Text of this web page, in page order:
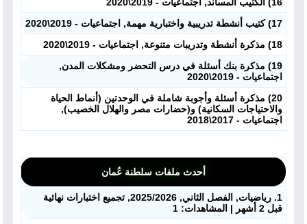
17) كتيب أنشطة تدريبية واختبارية مهمة, اجتماعيات - 2019\2020
18) مذكرة أنشطة وتدريبات متنوعة, اجتماعيات - 2019\2020
19) مذكرة بنك أسئلة في درس التحضر ومشكلات المدن,
اجتماعيات - 2019\2020
20) مذكرة أسئلة وأجوبة شاملة في الوحدتين (أنماط الحياة
والاحتياجات السكانية) و(حضارات مصر والهلال الخصيب),
اجتماعيات - 2017\2018
أحدث ملفات سلطنة عُمان
1. رياضيات, الفصل الثاني, 2025/2026, تجميع اختبارات نهائية
قبل 2 أشهر | المشاهدات: 1